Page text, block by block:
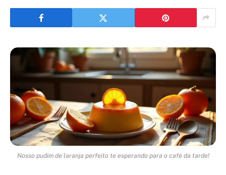
Nosso pudim de laranja perfeito te esperando para o café da tarde!